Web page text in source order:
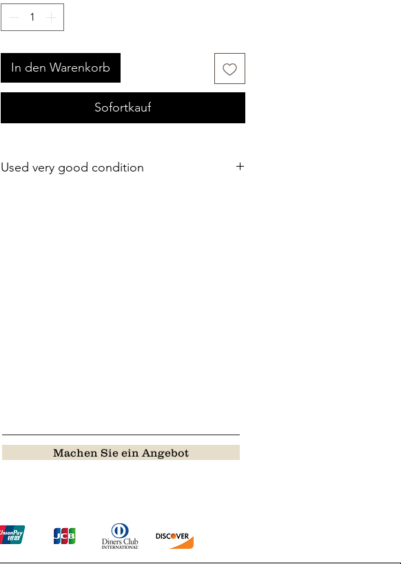
In den Warenkorb
Sofortkauf
Used very good condition
Machen Sie ein Angebot